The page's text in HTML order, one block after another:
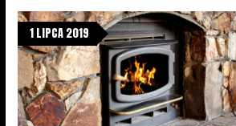
1 LIPCA 2019